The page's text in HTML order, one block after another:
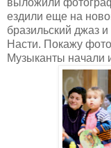
ездили еще на
бразильский джаз
Насти. Покажу
Музыканты начали